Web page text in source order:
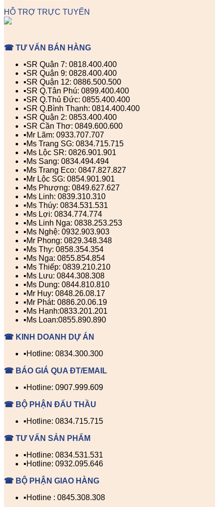
HỖ TRỢ TRỰC TUYẾN
☎ TƯ VẤN BÁN HÀNG
▪️SR Quận 7: 0818.400.400
▪️SR Quận 9: 0828.400.400
▪️SR Quận 12: 0886.500.500
▪️SR Q.Tân Phú: 0899.400.400
▪️SR Q.Thủ Đức: 0855.400.400
▪️SR Q.Bình Thạnh: 0814.400.400
▪️SR Quận 2: 0853.400.400
▪️SR Cần Thơ: 0849.600.600
▪️Mr Lãm: 0933.707.707
▪️Ms Trang SG: 0834.715.715
▪️Ms Lộc SR: 0826.901.901
▪️Ms Sang: 0834.494.494
▪️Ms Trang Eco: 0847.827.827
▪️Mr Lộc SG: 0854.901.901
▪️Ms Phượng: 0849.627.627
▪️Ms Linh: 0839.310.310
▪️Ms Thúy: 0834.531.531
▪️Ms Lợi: 0834.774.774
▪️Ms Linh Nga: 0838.253.253
▪️Ms Nghệ: 0932.903.903
▪️Mr Phong: 0829.348.348
▪️Ms Thy: 0858.354.354
▪️Ms Nga: 0855.854.854
▪️Ms Thiếp: 0839.210.210
▪️Ms Lưu: 0844.308.308
▪️Ms Dung: 0844.810.810
▪️Mr Huy: 0848.26.08.17
▪️Mr Phát: 0886.20.06.19
▪️Ms Hạnh:0833.201.201
▪️Ms Loan:0855.890.890
☎ KINH DOANH DỰ ÁN
▪️Hotline: 0834.300.300
☎ BÁO GIÁ QUA ĐT/EMAIL
▪️Hotline: 0907.999.609
☎ BỘ PHẬN ĐẤU THẦU
▪️Hotline: 0834.715.715
☎ TƯ VẤN SẢN PHẨM
▪️Hotline: 0834.531.531
▪️Hotline: 0932.095.646
☎ BỘ PHẬN GIAO HÀNG
▪️Hotline : 0845.308.308